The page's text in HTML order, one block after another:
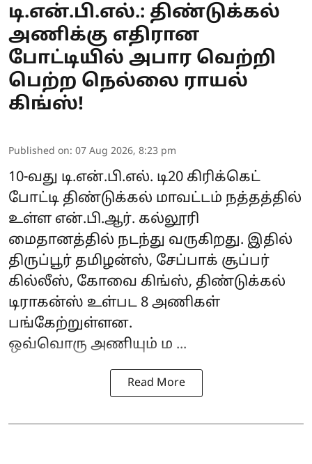
டி.என்.பி.எல்.: திண்டுக்கல்
அணிக்கு எதிரான
போட்டியில் அபார வெற்றி
பெற்ற நெல்லை ராயல்
கிங்ஸ்!
Published on: 07 Aug 2026, 8:23 pm
10-வது டி.என்.பி.எல். டி20 கிரிக்கெட்
போட்டி திண்டுக்கல் மாவட்டம் நத்தத்தில்
உள்ள என்.பி.ஆர். கல்லூரி
மைதானத்தில் நடந்து வருகிறது. இதில்
திருப்பூர் தமிழன்ஸ், சேப்பாக் சூப்பர்
கில்லீஸ், கோவை கிங்ஸ், திண்டுக்கல்
டிராகன்ஸ் உள்பட 8 அணிகள்
பங்கேற்றுள்ளன.
ஒவ்வொரு அணியும் ம ...
Read More